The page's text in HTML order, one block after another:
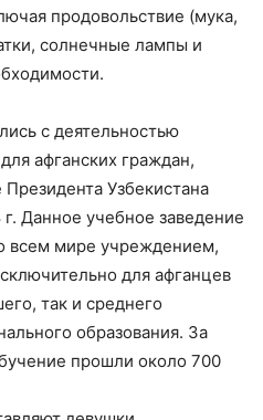
продовольствие (мука,
солнечные лампы и
с деятельностью
афганских граждан,
Узбекистана
Данное учебное заведение
всем мире учреждением,
для афганцев
так и среднего
образования. За
прошли около 700